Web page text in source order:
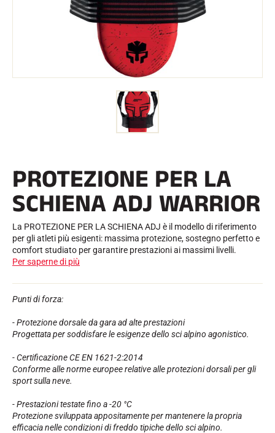
Kit e custodie
Struttura nordica
Officina, cingoli, accessori
ATTREZZATURA
Caschi da sci
Caschi da bicicletta
Occhiali da sole
Sci a rotelle
Tessili per lo sci alpino
Tessili Sci nordico
Tessili per biciclette
Cura dei tessuti
Stile di vita
Borse
Kit completi
Cellule e rilevamento
Fotofinish
Display e orologio
Scheda VOLA e chiave di protezione
Equestre Suite
Msports Suite
Scoreboard-Pro
BICICLETTE DA STRADA
BICICLETTA DA MONTAGNA
PROTEZIONE PER LA
SCHIENA ADJ WARRIOR
La PROTEZIONE PER LA SCHIENA ADJ è il modello di riferimento
per gli atleti più esigenti: massima protezione, sostegno perfetto e
comfort studiato per garantire prestazioni ai massimi livelli.
Per saperne di più
Punti di forza:
- Protezione dorsale da gara ad alte prestazioni
Progettata per soddisfare le esigenze dello sci alpino agonistico.
- Certificazione CE EN 1621-2:2014
Conforme alle norme europee relative alle protezioni dorsali per gli
sport sulla neve.
- Prestazioni testate fino a -20 °C
Protezione sviluppata appositamente per mantenere la propria
efficacia nelle condizioni di freddo tipiche dello sci alpino.